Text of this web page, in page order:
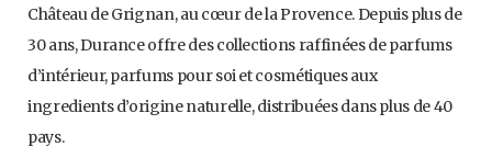
Château de Grignan, au cœur de la Provence. Depuis plus de
30 ans, Durance offre des collections raffinées de parfums
d’intérieur, parfums pour soi et cosmétiques aux
ingredients d’origine naturelle, distribuées dans plus de 40
pays.